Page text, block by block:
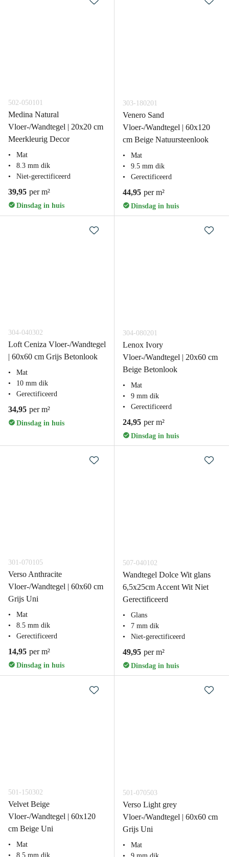
502-050101
Medina Natural
Vloer-/Wandtegel | 20x20 cm
Meerkleurig Decor
Mat
8.3 mm dik
Niet-gerectificeerd
39,95 per m²
Dinsdag in huis
303-180201
Venero Sand
Vloer-/Wandtegel | 60x120
cm Beige Natuursteenlook
Mat
9.5 mm dik
Gerectificeerd
44,95 per m²
Dinsdag in huis
304-040302
Loft Ceniza Vloer-/Wandtegel
| 60x60 cm Grijs Betonlook
Mat
10 mm dik
Gerectificeerd
34,95 per m²
Dinsdag in huis
304-080201
Lenox Ivory
Vloer-/Wandtegel | 20x60 cm
Beige Betonlook
Mat
9 mm dik
Gerectificeerd
24,95 per m²
Dinsdag in huis
301-070105
Verso Anthracite
Vloer-/Wandtegel | 60x60 cm
Grijs Uni
Mat
8.5 mm dik
Gerectificeerd
14,95 per m²
Dinsdag in huis
507-040102
Wandtegel Dolce Wit glans
6,5x25cm Accent Wit Niet
Gerectificeerd
Glans
7 mm dik
Niet-gerectificeerd
49,95 per m²
Dinsdag in huis
501-150302
Velvet Beige
Vloer-/Wandtegel | 60x120
cm Beige Uni
Mat
8.5 mm dik
501-070503
Verso Light grey
Vloer-/Wandtegel | 60x60 cm
Grijs Uni
Mat